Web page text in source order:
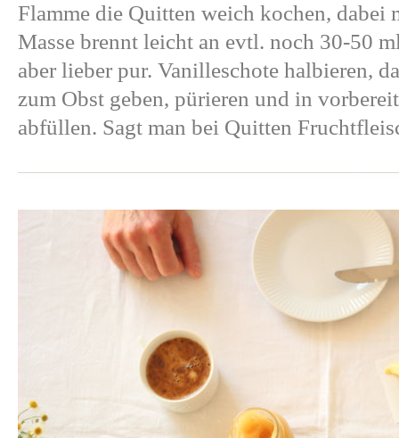
Flamme die Quitten weich kochen, dabei
Masse brennt leicht an evtl. noch 30-50
aber lieber pur. Vanilleschote halbieren,
zum Obst geben, pürieren und in
abfüllen. Sagt man bei Quitten